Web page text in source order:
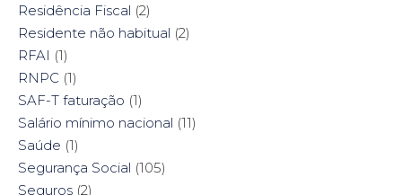
Residência Fiscal (2)
Residente não habitual (2)
RFAI (1)
RNPC (1)
SAF-T faturação (1)
Salário mínimo nacional (11)
Saúde (1)
Segurança Social (105)
Seguros (2)